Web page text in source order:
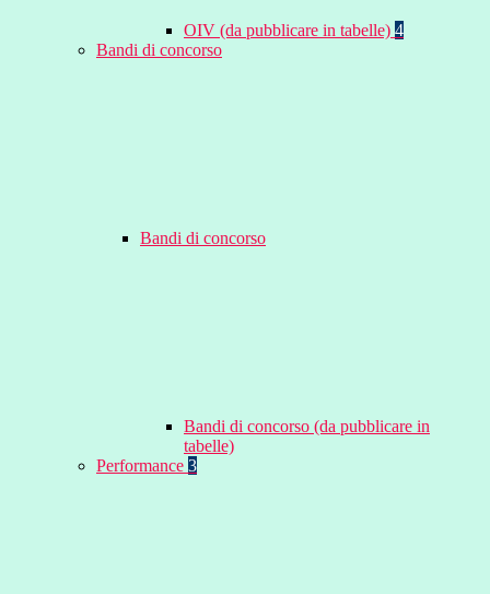
OIV (da pubblicare in tabelle) 4
Bandi di concorso
Bandi di concorso
Bandi di concorso (da pubblicare in
tabelle)
Performance 3